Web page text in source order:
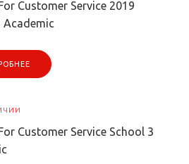
Customer Service 2019
Academic
Customer Service School 3